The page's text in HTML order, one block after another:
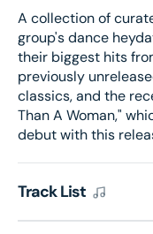
edition
4LP
box
set
A collection of
group's dance
their biggest hits
previously
classics, and the
Than A Woman,"
debut with this
Track List